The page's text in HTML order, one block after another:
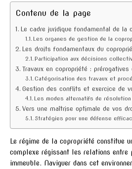
Contenu de la page
Le cadre juridique fondamental de la
Les organes de gestion de la
Les droits fondamentaux du
Participation aux décisions
Travaux en copropriété :
Catégorisation des travaux et
Gestion des conflits et exercice de
Les modes alternatifs de
Vers une maîtrise optimale de vos
Stratégies pour une défense
Le régime de la copropriété constitue
complexe régissant les relations entre
immeuble. Naviguer dans cet